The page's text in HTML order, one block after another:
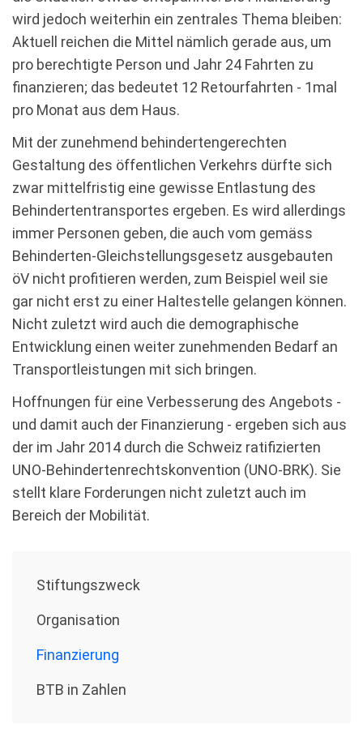
wird jedoch weiterhin ein zentrales Thema bleiben:
Aktuell reichen die Mittel nämlich gerade aus, um
pro berechtigte Person und Jahr 24 Fahrten zu
finanzieren; das bedeutet 12 Retourfahrten - 1mal
pro Monat aus dem Haus.
Mit der zunehmend behindertengerechten
Gestaltung des öffentlichen Verkehrs dürfte sich
zwar mittelfristig eine gewisse Entlastung des
Behindertentransportes ergeben. Es wird allerdings
immer Personen geben, die auch vom gemäss
Behinderten-Gleichstellungsgesetz ausgebauten
öV nicht profitieren werden, zum Beispiel weil sie
gar nicht erst zu einer Haltestelle gelangen können.
Nicht zuletzt wird auch die demographische
Entwicklung einen weiter zunehmenden Bedarf an
Transportleistungen mit sich bringen.
Hoffnungen für eine Verbesserung des Angebots -
und damit auch der Finanzierung - ergeben sich aus
der im Jahr 2014 durch die Schweiz ratifizierten
UNO-Behindertenrechtskonvention (UNO-BRK). Sie
stellt klare Forderungen nicht zuletzt auch im
Bereich der Mobilität.
Stiftungszweck
Organisation
Finanzierung
BTB in Zahlen